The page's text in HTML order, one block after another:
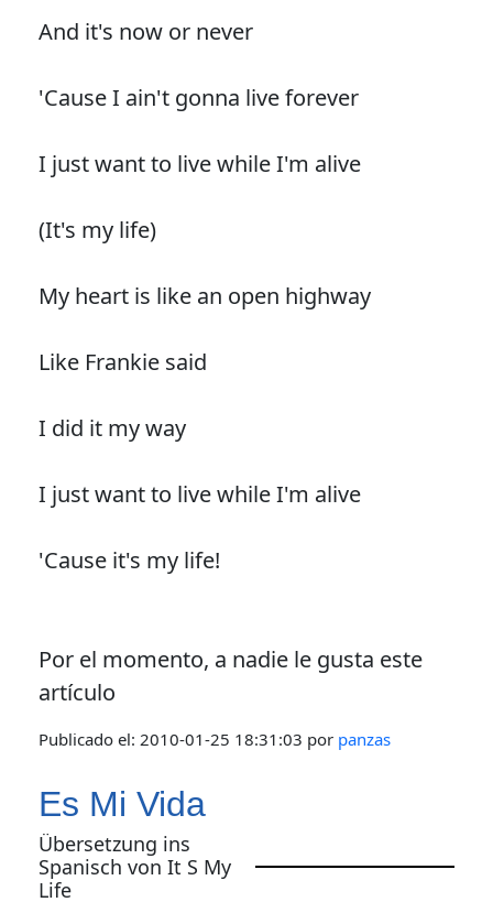
And it's now or never
'Cause I ain't gonna live forever
I just want to live while I'm alive
(It's my life)
My heart is like an open highway
Like Frankie said
I did it my way
I just want to live while I'm alive
'Cause it's my life!
Por el momento, a nadie le gusta este
artículo
Publicado el: 2010-01-25 18:31:03 por panzas
Es Mi Vida
Übersetzung ins
Spanisch von It S My
Life